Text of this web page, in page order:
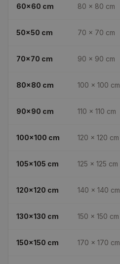
60x60 cm 80 × 80 cm
50x50 cm 70 × 70 cm
70x70 cm 90 × 90 cm
80x80 cm 100 × 100 cm
90x90 cm 110 × 110 cm
100x100 cm 120 × 120 cm
105x105 cm 125 × 125 cm
120x120 cm 140 × 140 cm
130x130 cm 150 × 150 cm
150x150 cm 170 × 170 cm